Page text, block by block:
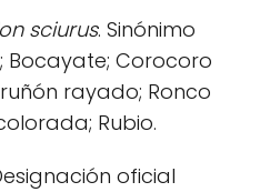
sciurus. Sinónimo
Bocayate; Corocoro
rayado; Ronco
Rubio.
oficial